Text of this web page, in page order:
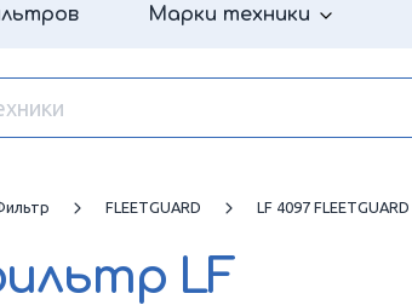
Марки техники
FLEETGUARD LF 4097 FLEETGUARD
LF